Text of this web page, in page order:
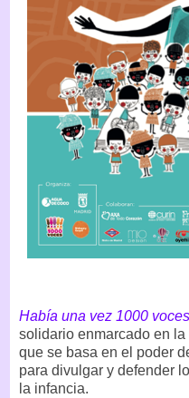
Había una vez 1000 voces
solidario enmarcado en la
que se basa en el poder
para divulgar y defender
la infancia.